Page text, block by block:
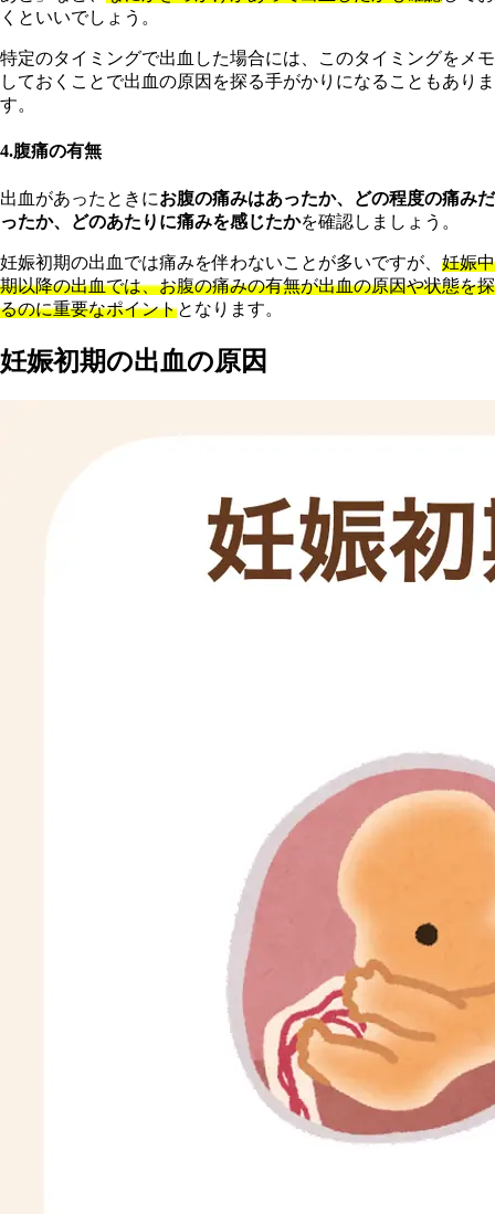
くといいでしょう。
特定のタイミングで出血した場合には、このタイミングをメモ
しておくことで出血の原因を探る手がかりになることもありま
す。
4.腹痛の有無
出血があったときにお腹の痛みはあったか、どの程度の痛みだ
ったか、どのあたりに痛みを感じたかを確認しましょう。
妊娠初期の出血では痛みを伴わないことが多いですが、 妊娠中
期以降の出血では、お腹の痛みの有無が出血の原因や状態を探
るのに重要なポイントとなります。
妊娠初期の出血の原因